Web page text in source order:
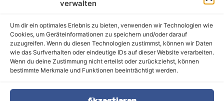
verwalten
Um dir ein optimales Erlebnis zu bieten, verwenden wir Technologien wie
Cookies, um Geräteinformationen zu speichern und/oder darauf
zuzugreifen. Wenn du diesen Technologien zustimmst, können wir Daten
wie das Surfverhalten oder eindeutige IDs auf dieser Website verarbeiten.
Wenn du deine Zustimmung nicht erteilst oder zurückziehst, können
bestimmte Merkmale und Funktionen beeinträchtigt werden.
AGB
Blog
Cookie-Richtlinie (EU)
Datenschutz
Sitemap